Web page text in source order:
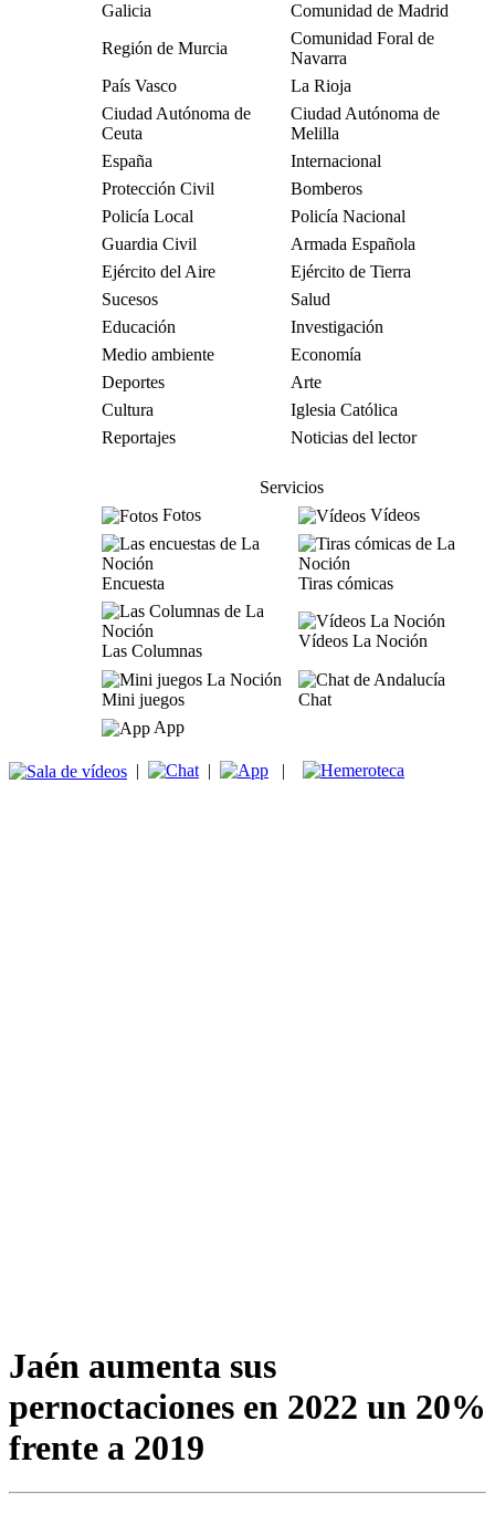
Galicia
Comunidad de Madrid
Región de Murcia
Comunidad Foral de
Navarra
País Vasco
La Rioja
Ciudad Autónoma de
Ceuta
Ciudad Autónoma de
Melilla
España
Internacional
Protección Civil
Bomberos
Policía Local
Policía Nacional
Guardia Civil
Armada Española
Ejército del Aire
Ejército de Tierra
Sucesos
Salud
Educación
Investigación
Medio ambiente
Economía
Deportes
Arte
Cultura
Iglesia Católica
Reportajes
Noticias del lector
Servicios
Fotos
Vídeos
Encuesta Tiras cómicas
Las Columnas
Vídeos La Noción
Mini juegos
Chat
App
| | |
Jaén aumenta sus
pernoctaciones en 2022 un 20%
frente a 2019